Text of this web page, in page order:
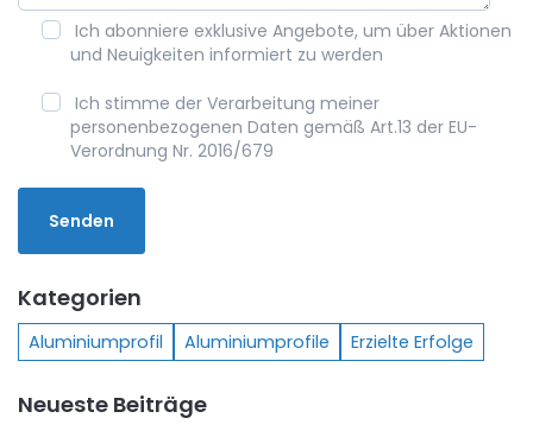
Ich abonniere exklusive Angebote, um über Aktionen
und Neuigkeiten informiert zu werden
Ich stimme der Verarbeitung meiner
personenbezogenen Daten gemäß Art.13 der EU-
Verordnung Nr. 2016/679
Kategorien
Aluminiumprofil Aluminiumprofile Erzielte Erfolge
Neueste Beiträge